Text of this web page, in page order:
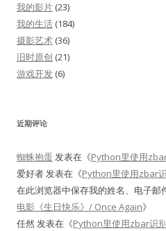
我的影片 (23)
我的生活 (184)
摄影艺术 (36)
旧时原创 (21)
游戏开发 (6)
近期评论
蜘蛛抱蛋 发表在《Python里使用
爱好者发表在《Python里使用zbar
在此浏览器中保存我的姓名、电子邮
电影《生日快乐》/ Once Again》
任然 发表在《Python里使用zbar识